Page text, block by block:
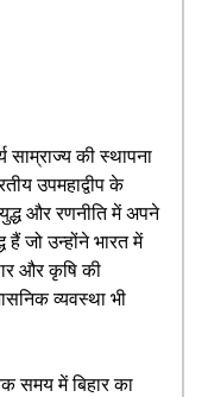
साम्राज्य की स्थापना
उपमहाद्वीप के
और रणनीति में अपने
जो उन्होंने भारत में
और कृषि की
व्यवस्था भी
समय में बिहार का